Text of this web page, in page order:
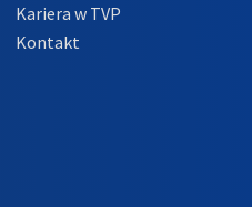
Kariera w TVP
Kontakt